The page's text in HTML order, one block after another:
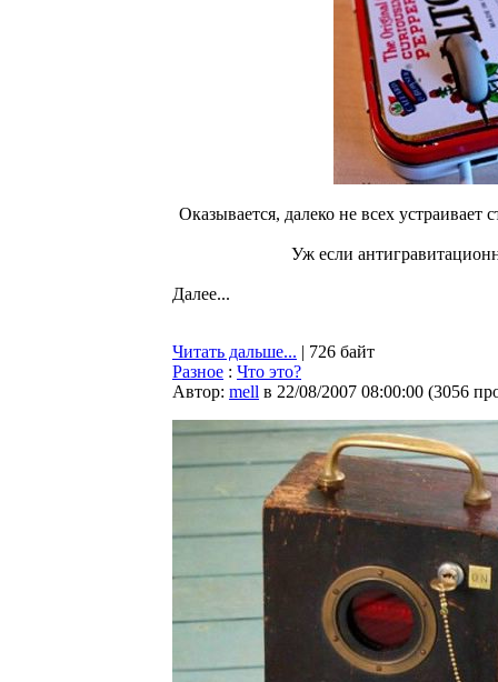
Оказывается, далеко не всех
Уж если
Далее...
Читать дальше... | 726 байт
Разное : Что это?
Автор: mell в 22/08/2007 08:00:00 (3056